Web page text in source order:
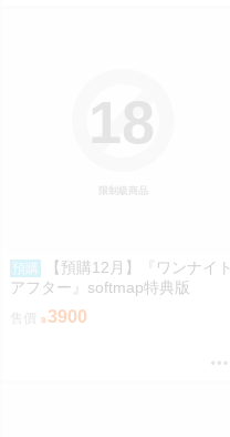
限制級商品
18
預購
【預購12月】『ワンナイト
アフター』softmap特典版
售價 3900